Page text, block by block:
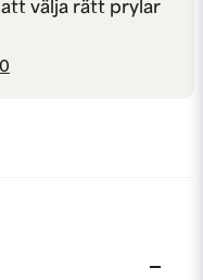
välja rätt prylar